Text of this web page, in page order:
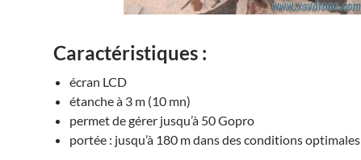
Caractéristiques :
écran LCD
étanche à 3 m (10 mn)
permet de gérer jusqu’à 50 Gopro
portée : jusqu’à 180 m dans des conditions optimales